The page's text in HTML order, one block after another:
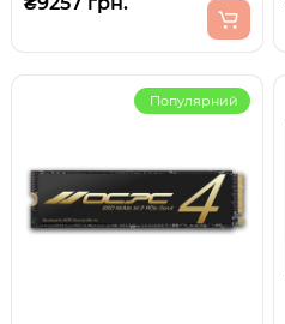
Популярний